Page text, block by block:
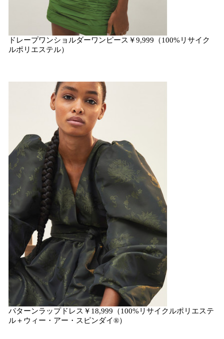
ドレープワンショルダーワンピース￥9,999（100%リサイク
ルポリエステル）
パターンラップドレス￥18,999（100%リサイクルポリエステ
ル＋ウィー・アー・スピンダイ®）